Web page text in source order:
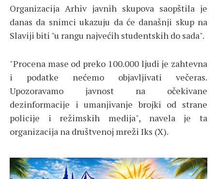
Organizacija Arhiv javnih skupova saopštila je
danas da snimci ukazuju da će današnji skup na
Slaviji biti "u rangu najvećih studentskih do sada".
"Procena mase od preko 100.000 ljudi je zahtevna
i podatke nećemo objavljivati večeras.
Upozoravamo javnost na očekivane
dezinformacije i umanjivanje brojki od strane
policije i režimskih medija", navela je ta
organizacija na društvenoj mreži Iks (X).